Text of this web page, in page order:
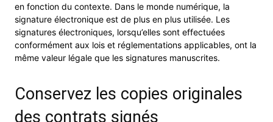
en fonction du contexte. Dans le monde numérique, la
signature électronique est de plus en plus utilisée. Les
signatures électroniques, lorsqu’elles sont effectuées
conformément aux lois et réglementations applicables, ont la
même valeur légale que les signatures manuscrites.
Conservez les copies originales
des contrats signés